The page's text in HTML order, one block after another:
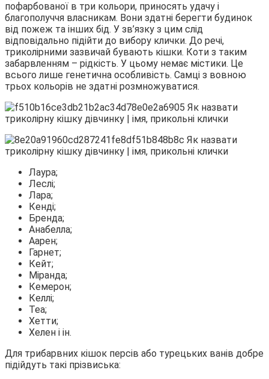
пофарбованої в три кольори, приносять удачу і
благополуччя власникам. Вони здатні берегти будинок
від пожеж та інших бід. У зв’язку з цим слід
відповідально підійти до вибору клички. До речі,
триколірними зазвичай бувають кішки. Коти з таким
забарвленням – рідкість. У цьому немає містики. Це
всього лише генетична особливість. Самці з вовною
трьох кольорів не здатні розмножуватися.
Лаура;
Леслі;
Лара;
Кенді;
Бренда;
Анабелла;
Аарен;
Гарнет;
Кейт;
Міранда;
Кемерон;
Келлі;
Теа;
Хетти;
Хелен і ін.
Для трибарвних кішок персів або турецьких ванів добре
підійдуть такі прізвиська: